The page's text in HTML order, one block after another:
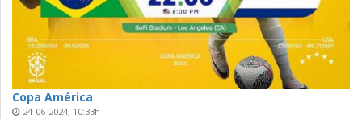
Copa América
24-06-2024, 10:33h